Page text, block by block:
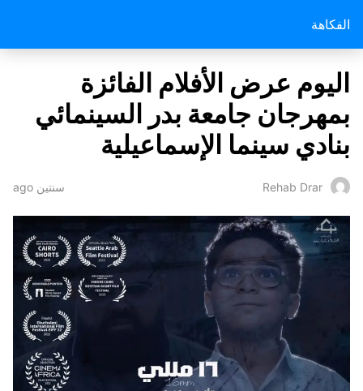
الفكاهة
اليوم عرض الأفلام الفائزة
بمهرجان جامعة بدر السينمائي
بنادي سينما الإسماعيلية
Rehab Drar سنتين ago